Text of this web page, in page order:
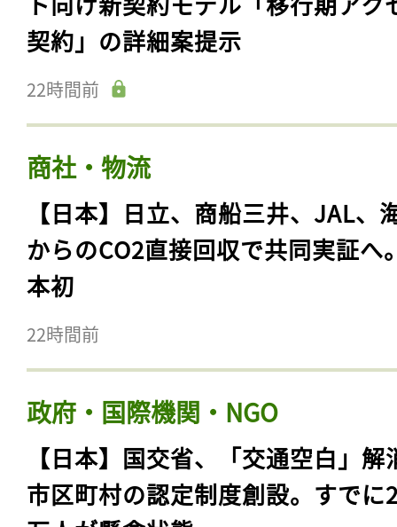
契約」の詳細案提示
22時間前
商社・物流
【日本】日立、商船三井、JAL、
からのCO2直接回収で共同実証へ
本初
22時間前
政府・国際機関・NGO
【日本】国交省、「交通空白」解
市区町村の認定制度創設。すでに